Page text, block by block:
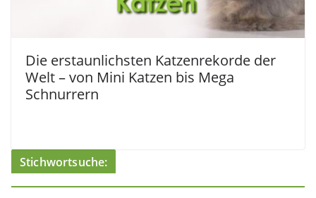
Die erstaunlichsten Katzenrekorde der
Welt – von Mini Katzen bis Mega
Schnurrern
Stichwortsuche: